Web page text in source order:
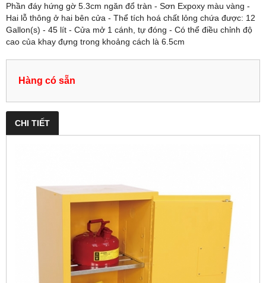
Phần đáy hứng gờ 5.3cm ngăn đổ tràn - Sơn Expoxy màu vàng -
Hai lỗ thông ở hai bên cửa - Thể tích hoá chất lỏng chứa được: 12
Gallon(s) - 45 lít - Cửa mở 1 cánh, tự đóng - Có thể điều chỉnh độ
cao của khay đựng trong khoảng cách là 6.5cm
Hàng có sẵn
CHI TIẾT